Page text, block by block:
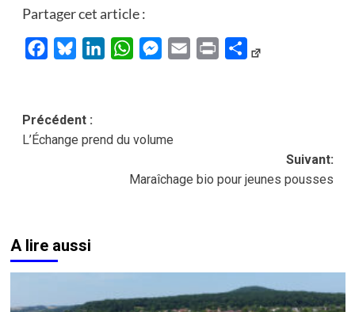
Partager cet article :
FacebookBlueskyLinkedInWhatsAppMessenger
Email Print Partager
Navigation
d’article
Précédent :
L’Échange prend du volume
Suivant:
Maraîchage bio pour jeunes pousses
A lire aussi